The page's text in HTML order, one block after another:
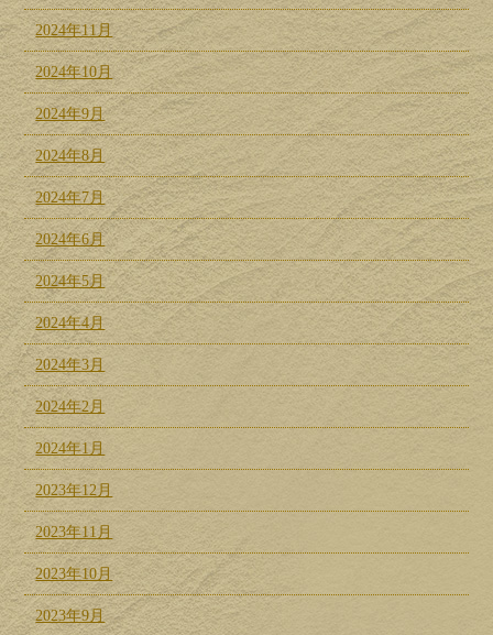
2024年11月
2024年10月
2024年9月
2024年8月
2024年7月
2024年6月
2024年5月
2024年4月
2024年3月
2024年2月
2024年1月
2023年12月
2023年11月
2023年10月
2023年9月